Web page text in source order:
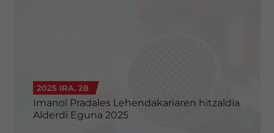
2025 IRA. 28
Imanol Pradales Lehendakariaren hitzaldia
Alderdi Eguna 2025